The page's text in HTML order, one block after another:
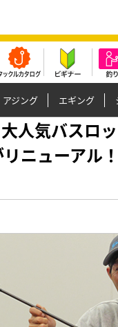
アジング エギング
人気バスロ
ニューアル